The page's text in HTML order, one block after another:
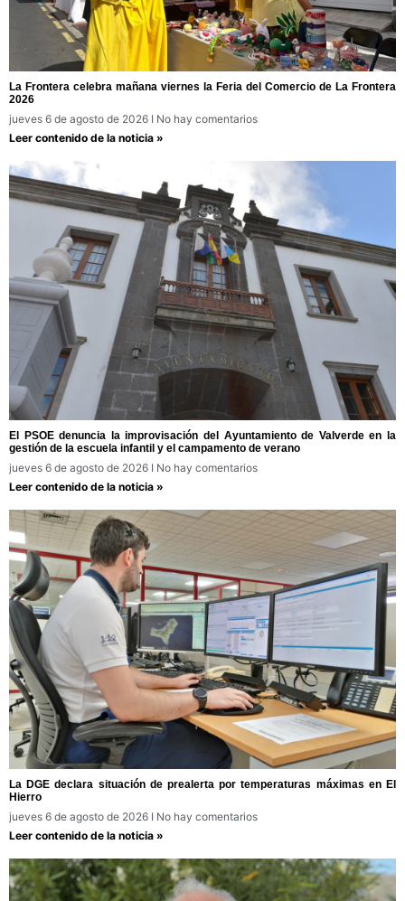
La Frontera celebra mañana viernes la Feria del Comercio de La Frontera
2026
jueves 6 de agosto de 2026
No hay comentarios
Leer contenido de la noticia »
El PSOE denuncia la improvisación del Ayuntamiento de Valverde en la
gestión de la escuela infantil y el campamento de verano
jueves 6 de agosto de 2026
No hay comentarios
Leer contenido de la noticia »
La DGE declara situación de prealerta por temperaturas máximas en El
Hierro
jueves 6 de agosto de 2026
No hay comentarios
Leer contenido de la noticia »